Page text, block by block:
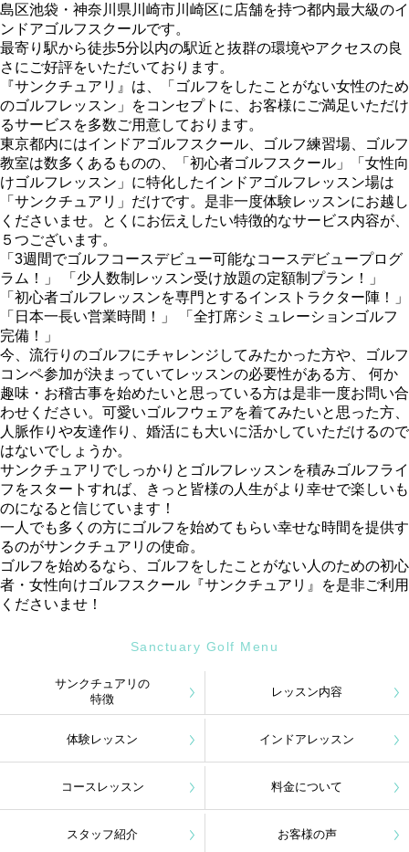
島区池袋・神奈川県川崎市川崎区に店舗を持つ都内最大級のイ
ンドアゴルフスクールです。
最寄り駅から徒歩5分以内の駅近と抜群の環境やアクセスの良
さにご好評をいただいております。
『サンクチュアリ』は、「ゴルフをしたことがない女性のため
のゴルフレッスン」をコンセプトに、お客様にご満足いただけ
るサービスを多数ご用意しております。
東京都内にはインドアゴルフスクール、ゴルフ練習場、ゴルフ
教室は数多くあるものの、「初心者ゴルフスクール」「女性向
けゴルフレッスン」に特化したインドアゴルフレッスン場は
「サンクチュアリ」だけです。是非一度体験レッスンにお越し
くださいませ。とくにお伝えしたい特徴的なサービス内容が、
５つございます。
「3週間でゴルフコースデビュー可能なコースデビュープログ
ラム！」 「少人数制レッスン受け放題の定額制プラン！」
「初心者ゴルフレッスンを専門とするインストラクター陣！」
「日本一長い営業時間！」 「全打席シミュレーションゴルフ
完備！」
今、流行りのゴルフにチャレンジしてみたかった方や、ゴルフ
コンペ参加が決まっていてレッスンの必要性がある方、 何か
趣味・お稽古事を始めたいと思っている方は是非一度お問い合
わせください。可愛いゴルフウェアを着てみたいと思った方、
人脈作りや友達作り、婚活にも大いに活かしていただけるので
はないでしょうか。
サンクチュアリでしっかりとゴルフレッスンを積みゴルフライ
フをスタートすれば、きっと皆様の人生がより幸せで楽しいも
のになると信じています！
一人でも多くの方にゴルフを始めてもらい幸せな時間を提供す
るのがサンクチュアリの使命。
ゴルフを始めるなら、ゴルフをしたことがない人のための初心
者・女性向けゴルフスクール『サンクチュアリ』を是非ご利用
くださいませ！
Sanctuary Golf Menu
サンクチュアリの
特徴
レッスン内容
体験レッスン インドアレッスン
コースレッスン 料金について
スタッフ紹介 お客様の声